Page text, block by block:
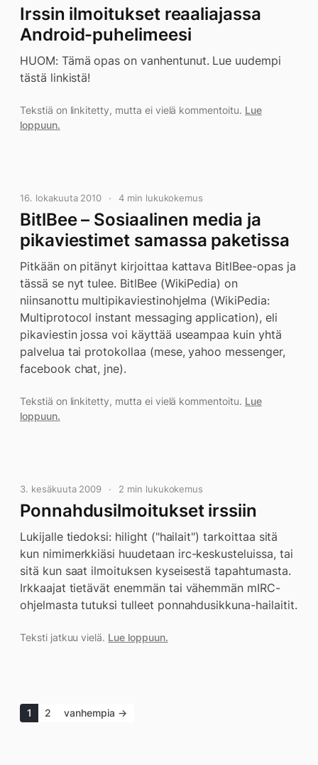
Irssin ilmoitukset reaaliajassa
Android-puhelimeesi
HUOM: Tämä opas on vanhentunut. Lue uudempi
tästä linkistä!
Tekstiä on linkitetty, mutta ei vielä kommentoitu. Lue
loppuun.
16. lokakuuta 2010 4 min lukukokemus
BitlBee – Sosiaalinen media ja
pikaviestimet samassa paketissa
Pitkään on pitänyt kirjoittaa kattava BitlBee-opas ja
tässä se nyt tulee. BitlBee (WikiPedia) on
niinsanottu multipikaviestinohjelma (WikiPedia:
Multiprotocol instant messaging application), eli
pikaviestin jossa voi käyttää useampaa kuin yhtä
palvelua tai protokollaa (mese, yahoo messenger,
facebook chat, jne).
Tekstiä on linkitetty, mutta ei vielä kommentoitu. Lue
loppuun.
3. kesäkuuta 2009 2 min lukukokemus
Ponnahdusilmoitukset irssiin
Lukijalle tiedoksi: hilight ("hailait") tarkoittaa sitä
kun nimimerkkiäsi huudetaan irc-keskusteluissa, tai
sitä kun saat ilmoituksen kyseisestä tapahtumasta.
Irkkaajat tietävät enemmän tai vähemmän mIRC-
ohjelmasta tutuksi tulleet ponnahdusikkuna-hailaitit.
Teksti jatkuu vielä. Lue loppuun.
1 2 vanhempia →